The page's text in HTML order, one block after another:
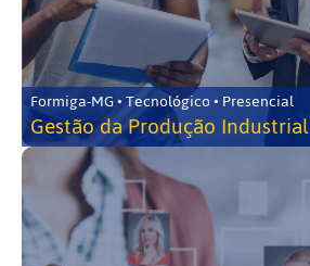
Formiga-MG • Tecnológico • Presencial
Gestão da Produção Industrial